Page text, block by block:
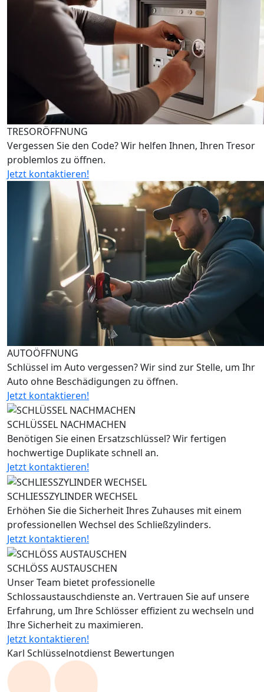
TRESORÖFFNUNG
Vergessen Sie den Code? Wir helfen Ihnen, Ihren Tresor
problemlos zu öffnen.
Jetzt kontaktieren!
AUTOÖFFNUNG
Schlüssel im Auto vergessen? Wir sind zur Stelle, um Ihr
Auto ohne Beschädigungen zu öffnen.
Jetzt kontaktieren!
SCHLÜSSEL NACHMACHEN
Benötigen Sie einen Ersatzschlüssel? Wir fertigen
hochwertige Duplikate schnell an.
Jetzt kontaktieren!
SCHLIESSZYLINDER WECHSEL
Erhöhen Sie die Sicherheit Ihres Zuhauses mit einem
professionellen Wechsel des Schließzylinders.
Jetzt kontaktieren!
SCHLÖSS AUSTAUSCHEN
Unser Team bietet professionelle
Schlossaustauschdienste an. Vertrauen Sie auf unsere
Erfahrung, um Ihre Schlösser effizient zu wechseln und
Ihre Sicherheit zu maximieren.
Jetzt kontaktieren!
Karl Schlüsselnotdienst Bewertungen